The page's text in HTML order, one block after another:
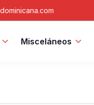
Misceláneos